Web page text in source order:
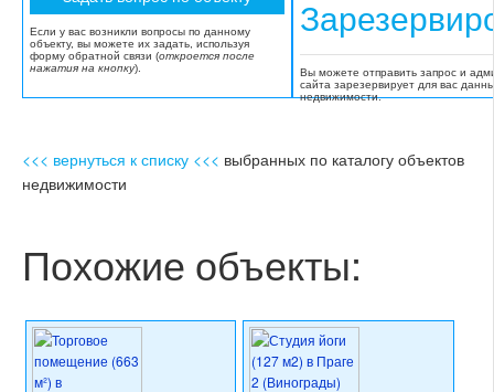
Если у вас возникли вопросы по данному
объекту, вы можете их задать, используя
форму обратной связи (откроется после
нажатия на кнопку).
Вы можете отправить запрос и
сайта зарезервирует для вас
недвижимости.
<<< вернуться к списку <<< выбранных по каталогу объектов
недвижимости
Похожие объекты: